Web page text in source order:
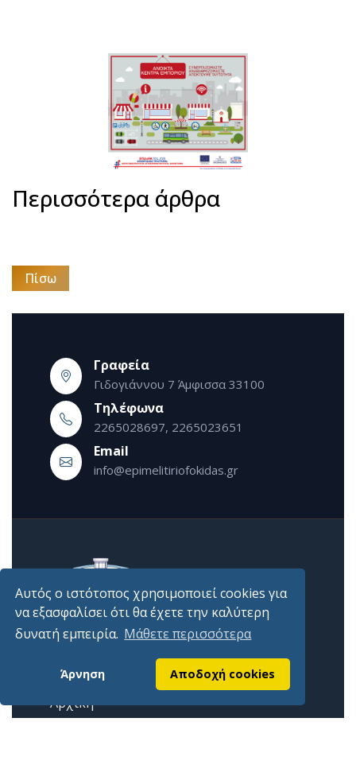
Αυτός ο ιστότοπος χρησιμοποιεί cookies για
να εξασφαλίσει ότι θα έχετε την καλύτερη
δυνατή εμπειρία. Μάθετε περισσότερα
Άρνηση Αποδοχή cookies
Περισσότερα άρθρα
Πίσω
Γραφεία
Γιδογιάννου 7 Άμφισσα 33100
Τηλέφωνα
2265028697, 2265023651
Εmail
info@epimelitiriofokidas.gr
Χρήσιμοι Σύνδεσμοι
Αρχική